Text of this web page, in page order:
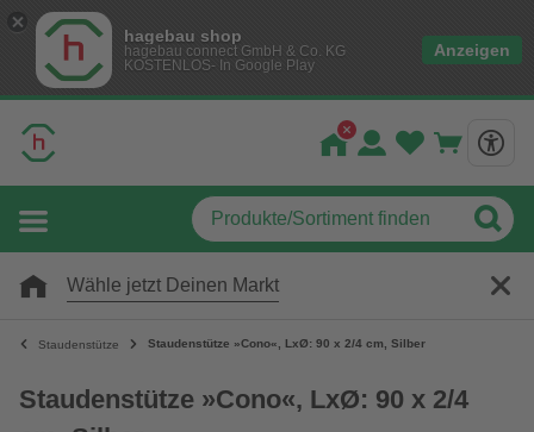
hagebau shop
hagebau connect GmbH & Co. KG
KOSTENLOS- In Google Play
Anzeigen
Wähle jetzt Deinen Markt
Staudenstütze Staudenstütze »Cono«, LxØ: 90 x 2/4 cm, Silber
Staudenstütze »Cono«, LxØ: 90 x 2/4